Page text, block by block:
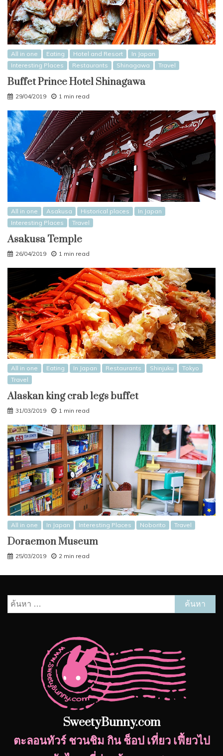
All in one Eating Hotel and Resort
In Japan
Interesting Places
Restaurants Shinagawa Travel
Buffet Prince Hotel Shinagawa
29/04/2019 1 min read
All in one Asakusa Historical places
In Japan
Interesting Places
Travel
Asakusa Temple
26/04/2019 1 min read
All in one Eating In Japan Restaurants Shinjuku
Tokyo
Travel
Alaskan king crab legs buffet
31/03/2019 1 min read
All in one In Japan Interesting Places Noborito Travel
Doraemon Museum
25/03/2019 2 min read
ค้นหา
สำหรับ:
SweetyBunny.com
ตะลอนทัวร์ ชวนชิม กิน ช็อป เที่ยว เฟี้ยวไป